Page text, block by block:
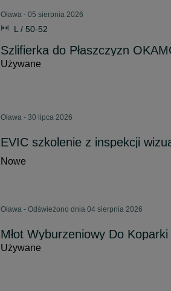
Oława - 05 sierpnia 2026
L / 50-52
Szlifierka do Płaszczyzn
Używane
Oława - 30 lipca 2026
EVIC szkolenie z inspekcji
Nowe
Oława - Odświeżono dnia 04 sierpnia 2026
Młot Wyburzeniowy Do
Używane